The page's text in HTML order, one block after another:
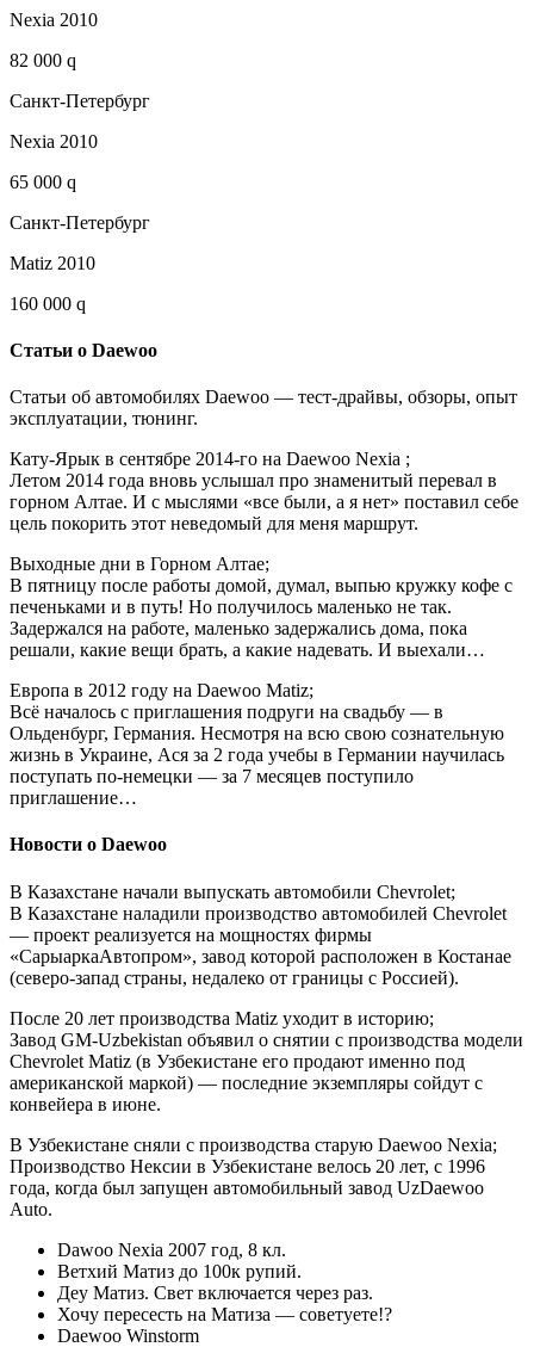
Nexia 2010
82 000 q
Санкт-Петербург
Nexia 2010
65 000 q
Санкт-Петербург
Matiz 2010
160 000 q
Статьи о Daewoo
Статьи об автомобилях Daewoo — тест-драйвы, обзоры, опыт
эксплуатации, тюнинг.
Кату-Ярык в сентябре 2014-го на Daewoo Nexia ;
Летом 2014 года вновь услышал про знаменитый перевал в
горном Алтае. И с мыслями «все были, а я нет» поставил себе
цель покорить этот неведомый для меня маршрут.
Выходные дни в Горном Алтае;
В пятницу после работы домой, думал, выпью кружку кофе с
печеньками и в путь! Но получилось маленько не так.
Задержался на работе, маленько задержались дома, пока
решали, какие вещи брать, а какие надевать. И выехали…
Европа в 2012 году на Daewoo Matiz;
Всё началось с приглашения подруги на свадьбу — в
Ольденбург, Германия. Несмотря на всю свою сознательную
жизнь в Украине, Ася за 2 года учебы в Германии научилась
поступать по-немецки — за 7 месяцев поступило
приглашение…
Новости о Daewoo
В Казахстане начали выпускать автомобили Chevrolet;
В Казахстане наладили производство автомобилей Chevrolet
— проект реализуется на мощностях фирмы
«СарыаркаАвтопром», завод которой расположен в Костанае
(северо-запад страны, недалеко от границы с Россией).
После 20 лет производства Matiz уходит в историю;
Завод GM-Uzbekistan объявил о снятии с производства модели
Chevrolet Matiz (в Узбекистане его продают именно под
американской маркой) — последние экземпляры сойдут с
конвейера в июне.
В Узбекистане сняли с производства старую Daewoo Nexia;
Производство Нексии в Узбекистане велось 20 лет, с 1996
года, когда был запущен автомобильный завод UzDaewoo
Auto.
Dawoo Nexia 2007 год, 8 кл.
Ветхий Матиз до 100к рупий.
Деу Матиз. Свет включается через раз.
Хочу пересесть на Матиза — советуете!?
Daewoo Winstorm